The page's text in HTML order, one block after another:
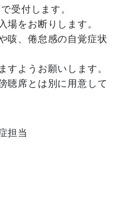
受付します。
場をお断りします。
、倦怠感の自覚症状
ようお願いします。
席とは別に用意して
担当